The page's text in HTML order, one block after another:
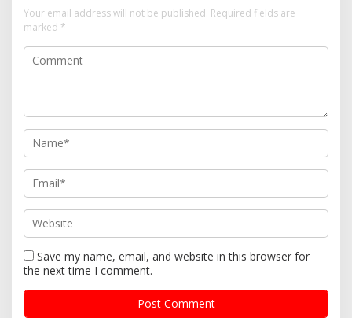
Your email address will not be published. Required fields are
marked *
Save my name, email, and website in this browser for
the next time I comment.